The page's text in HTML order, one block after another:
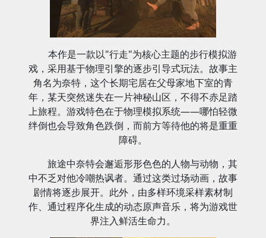
本作是一款以"行走"为核心主题的步行模拟游
戏，采用基于物理引擎的逐步引导式玩法。故事主
角名为奈特，这个长期宅居在父母家地下室的青
年，某天突然迷失在一片神秘山区，不得不赤足踏
上旅程。游戏特色在于物理模拟系统——哪怕轻微
绊倒也会导致角色跌倒，而前方等待他的将是重重
障碍。
旅途中奈特会邂逅形形色色的人物与动物，其
中不乏对他冷嘲热讽者。通过这类过场动画，故事
剧情将逐步展开。此外，由多样环境采样素材制
作、通过程序化生成的动态原声音乐，将为游戏世
界注入鲜活生命力。